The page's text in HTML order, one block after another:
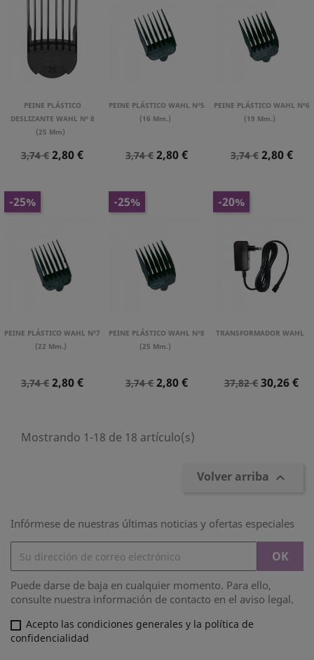
PEINE PLÁSTICO
DESLIZANTE WAHL Nº 8
(25 Mm)
Precio
3,74 € Precio
2,80 €
PEINE PLÁSTICO WAHL Nº5
(16 Mm.)
Precio
3,74 €Precio
2,80 €
PEINE PLÁSTICO WAHL Nº6
(19 Mm.)
Precio
3,74 € Precio
2,80 €
PEINE PLÁSTICO WAHL Nº7
(22 Mm.)
Precio
3,74 € Precio
2,80 €
-25%
PEINE PLÁSTICO WAHL Nº8
(25 Mm.)
Precio
3,74 €Precio
2,80 €
-25%
TRANSFORMADOR WAHL
Precio
37,82 € Precio
30,26 €
-20%
Mostrando 1-18 de 18 artículo(s)
Volver arriba 
Infórmese de nuestras últimas noticias y ofertas especiales
Puede darse de baja en cualquier momento. Para ello,
consulte nuestra información de contacto en el aviso legal.
Acepto las condiciones generales y la política de
confidencialidad